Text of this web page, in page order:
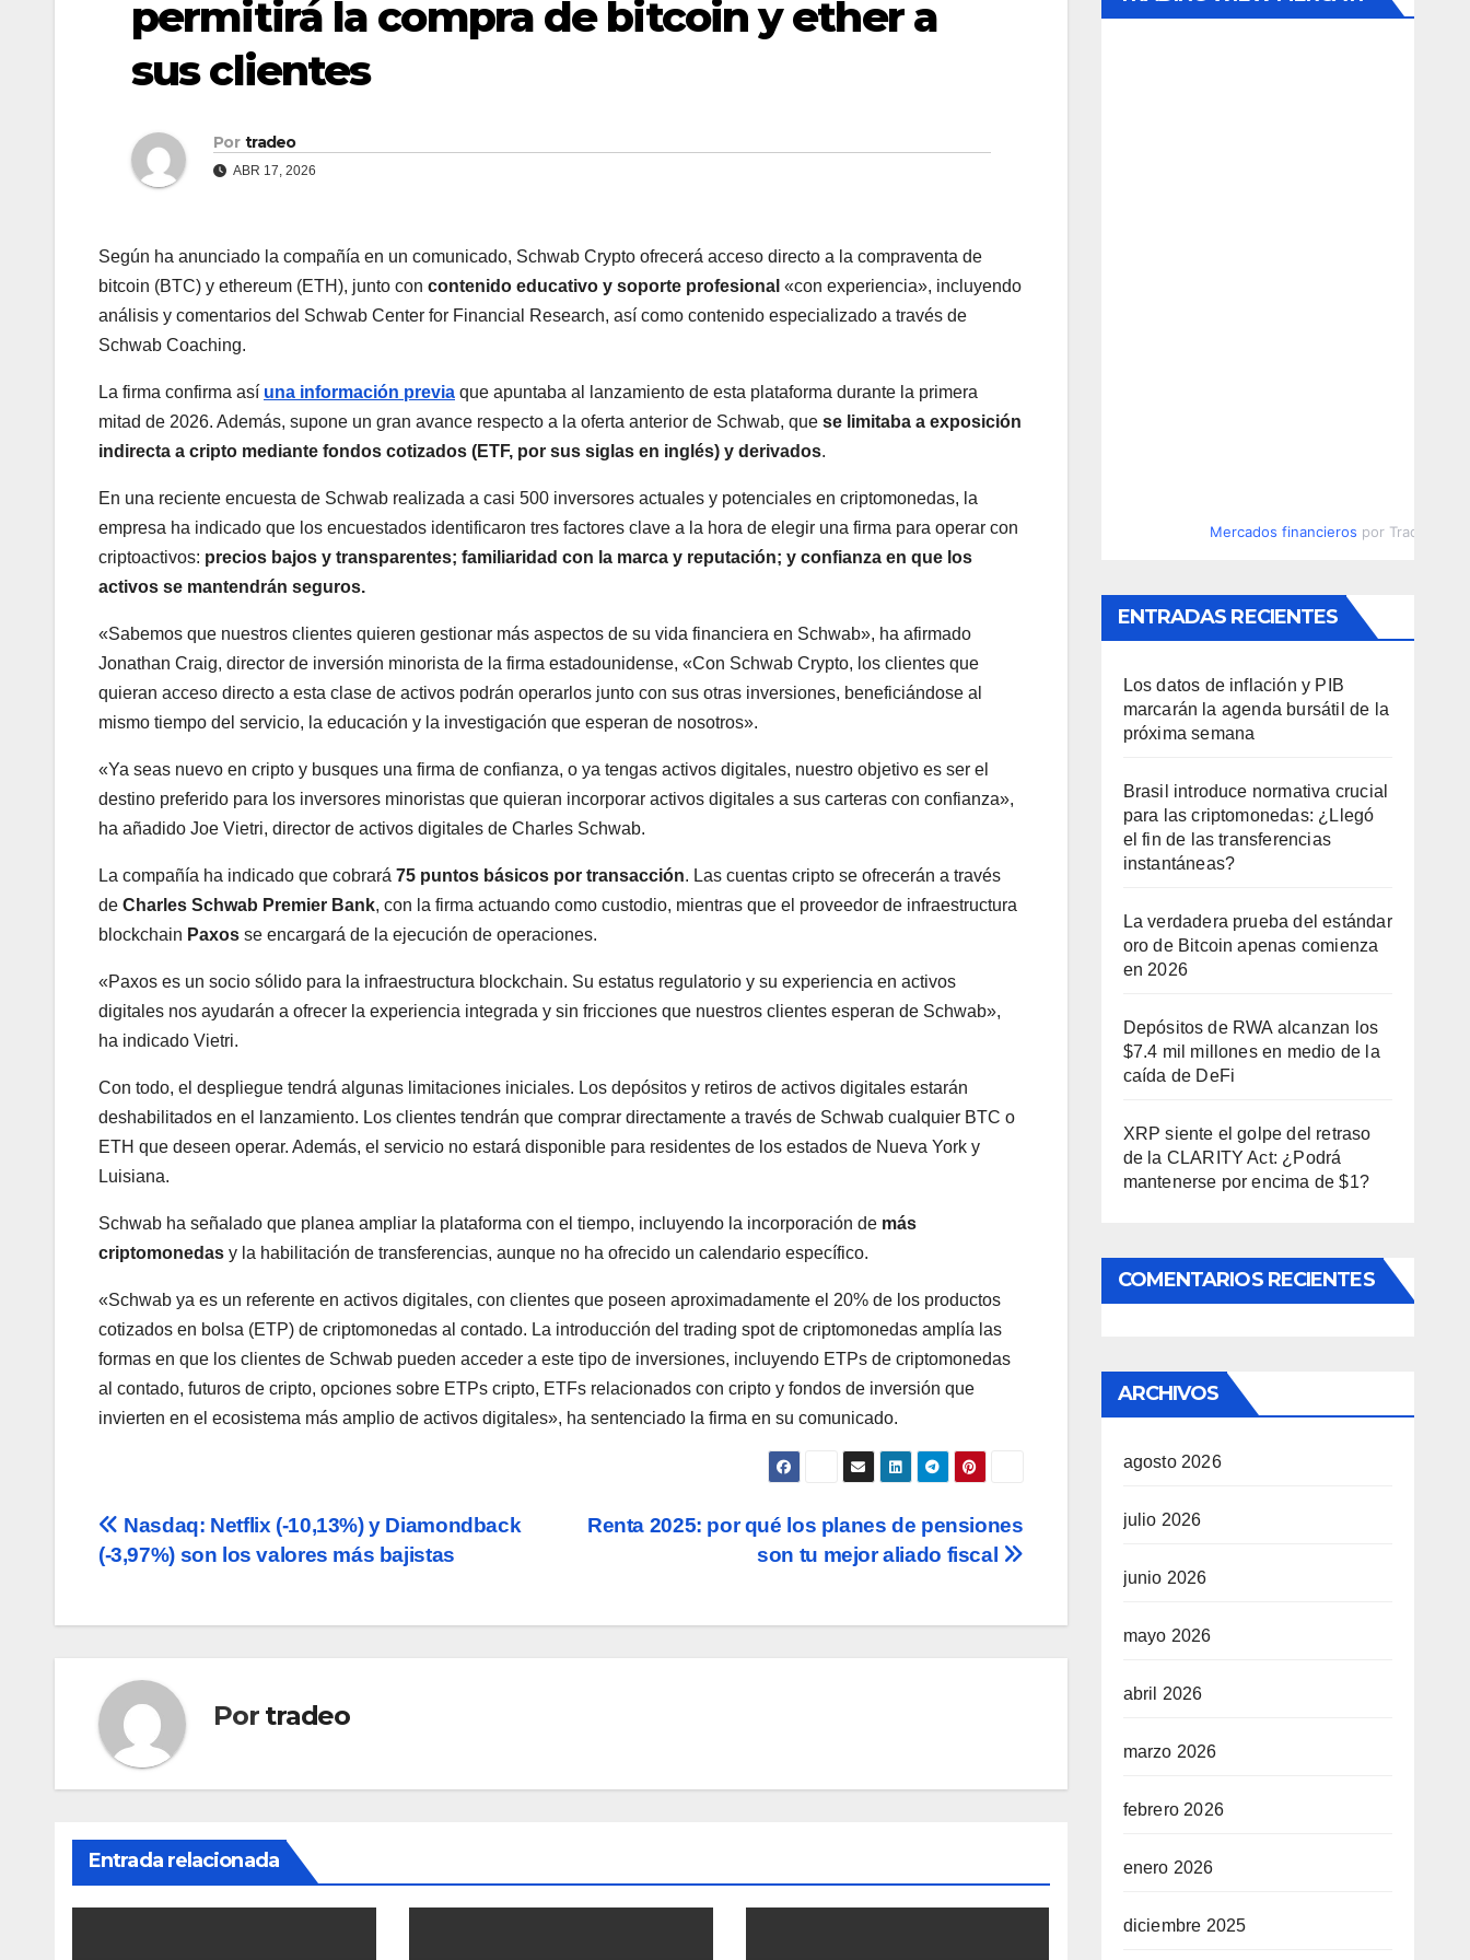
permitirá la compra de bitcoin y ether a
sus clientes
Por tradeo
ABR 17, 2026
Según ha anunciado la compañía en un comunicado, Schwab Crypto ofrecerá acceso directo a la compraventa de
bitcoin (BTC) y ethereum (ETH), junto con contenido educativo y soporte profesional «con experiencia», incluyendo
análisis y comentarios del Schwab Center for Financial Research, así como contenido especializado a través de
Schwab Coaching.
La firma confirma así una información previa que apuntaba al lanzamiento de esta plataforma durante la primera
mitad de 2026. Además, supone un gran avance respecto a la oferta anterior de Schwab, que se limitaba a exposición
indirecta a cripto mediante fondos cotizados (ETF, por sus siglas en inglés) y derivados.
En una reciente encuesta de Schwab realizada a casi 500 inversores actuales y potenciales en criptomonedas, la
empresa ha indicado que los encuestados identificaron tres factores clave a la hora de elegir una firma para operar con
criptoactivos: precios bajos y transparentes; familiaridad con la marca y reputación; y confianza en que los
activos se mantendrán seguros.
«Sabemos que nuestros clientes quieren gestionar más aspectos de su vida financiera en Schwab», ha afirmado
Jonathan Craig, director de inversión minorista de la firma estadounidense, «Con Schwab Crypto, los clientes que
quieran acceso directo a esta clase de activos podrán operarlos junto con sus otras inversiones, beneficiándose al
mismo tiempo del servicio, la educación y la investigación que esperan de nosotros».
«Ya seas nuevo en cripto y busques una firma de confianza, o ya tengas activos digitales, nuestro objetivo es ser el
destino preferido para los inversores minoristas que quieran incorporar activos digitales a sus carteras con confianza»,
ha añadido Joe Vietri, director de activos digitales de Charles Schwab.
La compañía ha indicado que cobrará 75 puntos básicos por transacción. Las cuentas cripto se ofrecerán a través
de Charles Schwab Premier Bank, con la firma actuando como custodio, mientras que el proveedor de infraestructura
blockchain Paxos se encargará de la ejecución de operaciones.
«Paxos es un socio sólido para la infraestructura blockchain. Su estatus regulatorio y su experiencia en activos
digitales nos ayudarán a ofrecer la experiencia integrada y sin fricciones que nuestros clientes esperan de Schwab»,
ha indicado Vietri.
Con todo, el despliegue tendrá algunas limitaciones iniciales. Los depósitos y retiros de activos digitales estarán
deshabilitados en el lanzamiento. Los clientes tendrán que comprar directamente a través de Schwab cualquier BTC o
ETH que deseen operar. Además, el servicio no estará disponible para residentes de los estados de Nueva York y
Luisiana.
Schwab ha señalado que planea ampliar la plataforma con el tiempo, incluyendo la incorporación de más
criptomonedas y la habilitación de transferencias, aunque no ha ofrecido un calendario específico.
«Schwab ya es un referente en activos digitales, con clientes que poseen aproximadamente el 20% de los productos
cotizados en bolsa (ETP) de criptomonedas al contado. La introducción del trading spot de criptomonedas amplía las
formas en que los clientes de Schwab pueden acceder a este tipo de inversiones, incluyendo ETPs de criptomonedas
al contado, futuros de cripto, opciones sobre ETPs cripto, ETFs relacionados con cripto y fondos de inversión que
invierten en el ecosistema más amplio de activos digitales», ha sentenciado la firma en su comunicado.
Navegación
de
entradas
Renta 2025: por qué los planes de pensiones
son tu mejor aliado fiscal
Nasdaq: Netflix (-10,13%) y Diamondback
(-3,97%) son los valores más bajistas
Por tradeo
Entrada relacionada
Mercados financieros por
ENTRADAS RECIENTES
Los datos de inflación y PIB
marcarán la agenda bursátil de la
próxima semana
Brasil introduce normativa crucial
para las criptomonedas: ¿Llegó
el fin de las transferencias
instantáneas?
La verdadera prueba del estándar
oro de Bitcoin apenas comienza
en 2026
Depósitos de RWA alcanzan los
$7.4 mil millones en medio de la
caída de DeFi
XRP siente el golpe del retraso
de la CLARITY Act: ¿Podrá
mantenerse por encima de $1?
COMENTARIOS RECIENTES
ARCHIVOS
agosto 2026
julio 2026
junio 2026
mayo 2026
abril 2026
marzo 2026
febrero 2026
enero 2026
diciembre 2025